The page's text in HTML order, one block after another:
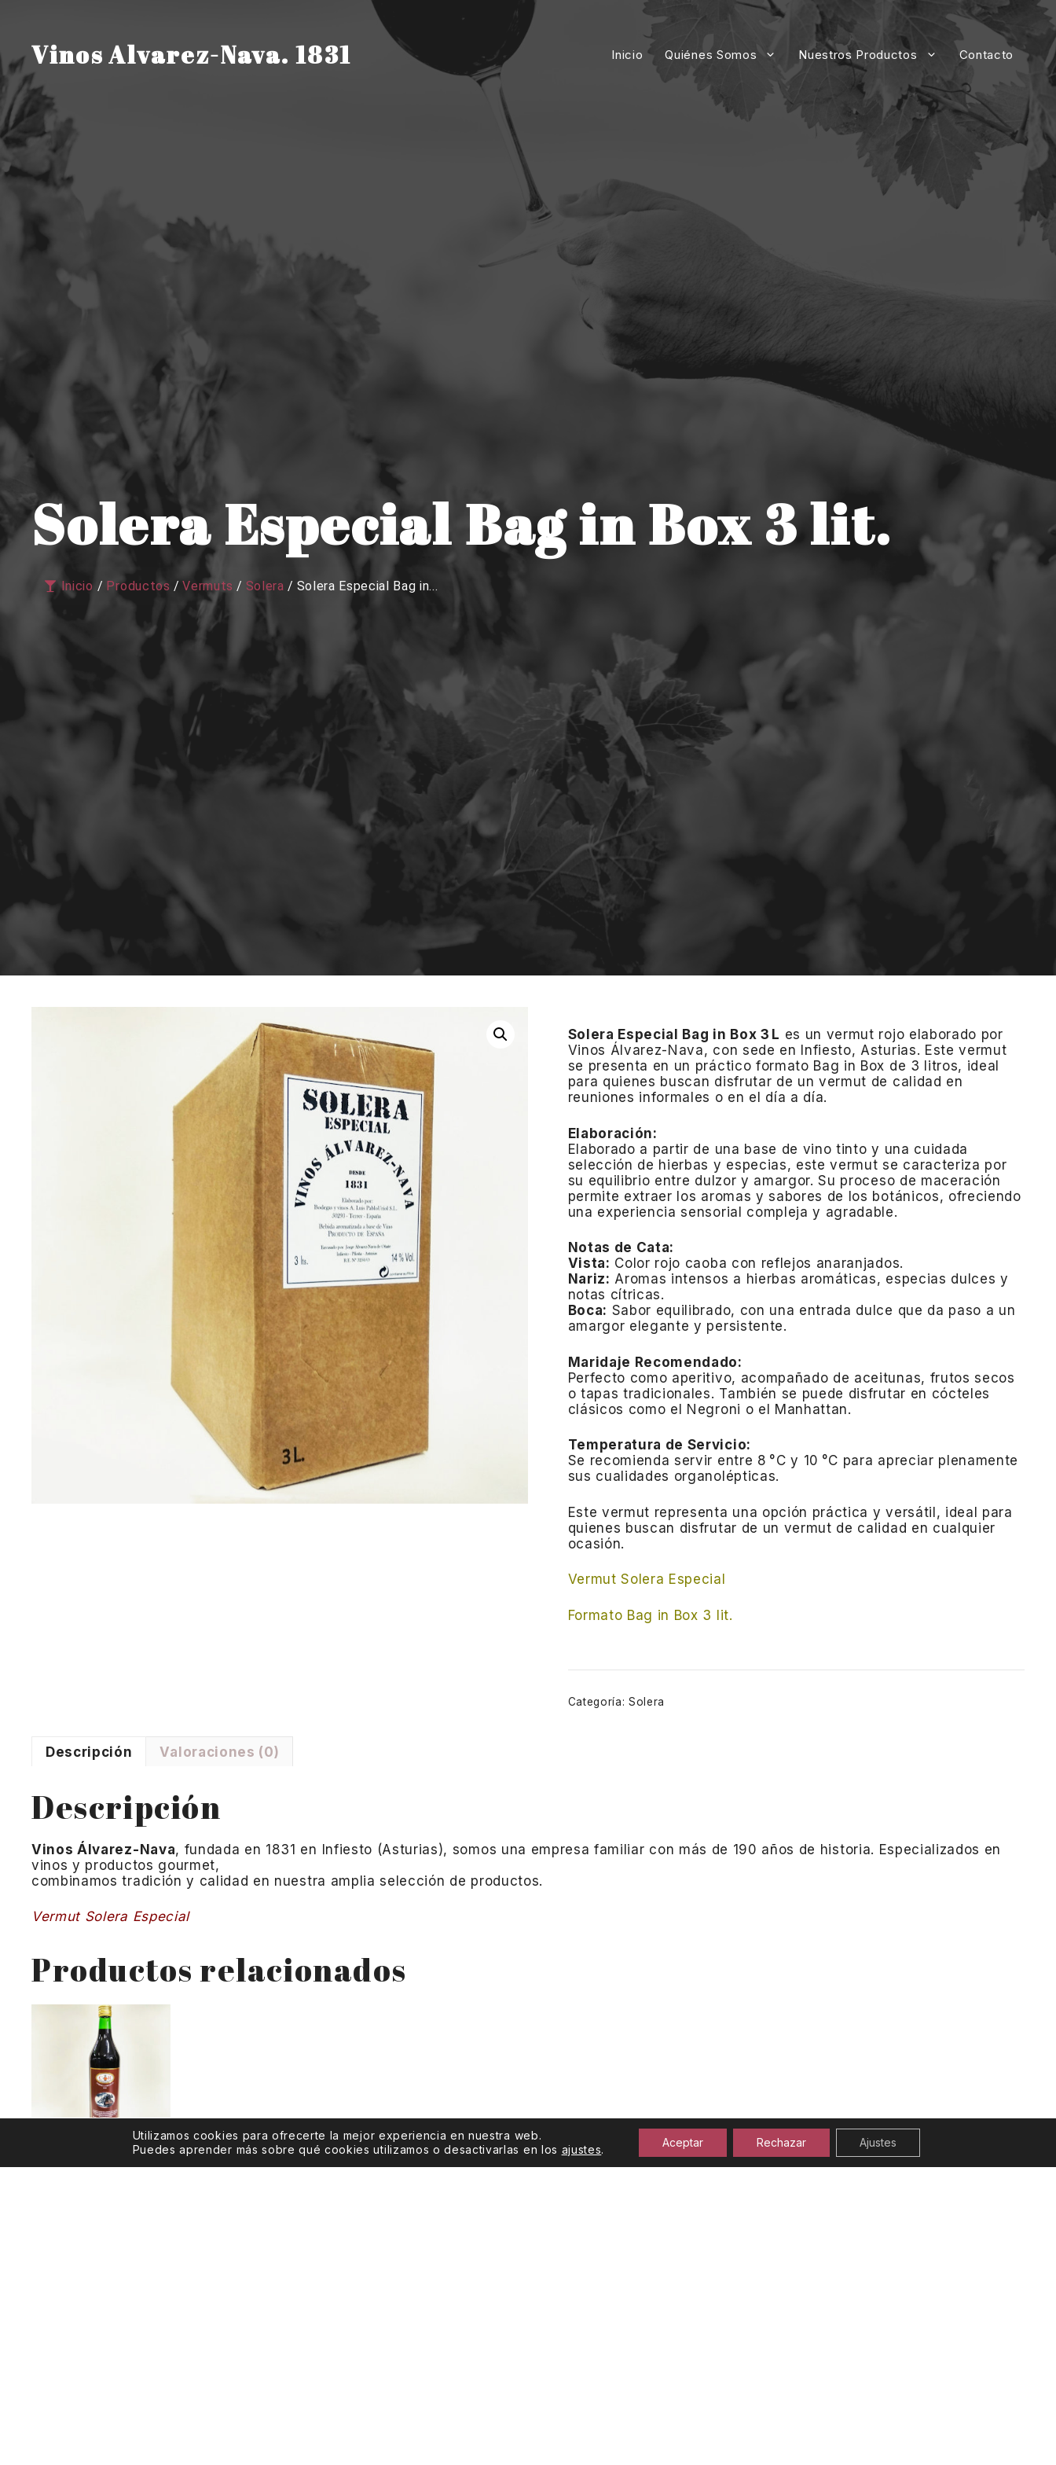
Vinos Alvarez-Nava. 1831 Inicio Quiénes Somos Nuestros Productos Contacto
Solera Especial Bag in Box 3 lit.
Inicio / Productos / Vermuts / Solera / Solera Especial Bag in...
Solera Especial Bag in Box 3 L es un vermut rojo elaborado por
Vinos Álvarez-Nava, con sede en Infiesto, Asturias. Este vermut
se presenta en un práctico formato Bag in Box de 3 litros, ideal
para quienes buscan disfrutar de un vermut de calidad en
reuniones informales o en el día a día.
Elaboración:
Elaborado a partir de una base de vino tinto y una cuidada
selección de hierbas y especias, este vermut se caracteriza por
su equilibrio entre dulzor y amargor. Su proceso de maceración
permite extraer los aromas y sabores de los botánicos, ofreciendo
una experiencia sensorial compleja y agradable.
Notas de Cata:
Vista: Color rojo caoba con reflejos anaranjados.
Nariz: Aromas intensos a hierbas aromáticas, especias dulces y
notas cítricas.
Boca: Sabor equilibrado, con una entrada dulce que da paso a un
amargor elegante y persistente.
Maridaje Recomendado:
Perfecto como aperitivo, acompañado de aceitunas, frutos secos
o tapas tradicionales. También se puede disfrutar en cócteles
clásicos como el Negroni o el Manhattan.
Temperatura de Servicio:
Se recomienda servir entre 8 °C y 10 °C para apreciar plenamente
sus cualidades organolépticas.
Este vermut representa una opción práctica y versátil, ideal para
quienes buscan disfrutar de un vermut de calidad en cualquier
ocasión.
Vermut Solera Especial
Formato Bag in Box 3 lit.
Categoría:Solera
Descripción Valoraciones (0)
Descripción
Vinos Álvarez-Nava, fundada en 1831 en Infiesto (Asturias), somos una empresa familiar con más de 190 años de historia. Especializados en
vinos y productos gourmet,
combinamos tradición y calidad en nuestra amplia selección de productos.
Vermut Solera Especial
Productos relacionados
Utilizamos cookies para ofrecerte la mejor experiencia en nuestra web.
Puedes aprender más sobre qué cookies utilizamos o desactivarlas en los ajustes.
Aceptar Rechazar Ajustes